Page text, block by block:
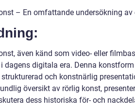
– En omfattande undersökning
även känd som video- eller
dagens digitala era. Denna
och konstnärlig
översikt av rörlig konst,
dess historiska för- och